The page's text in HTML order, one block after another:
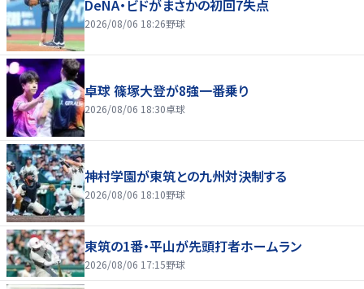
DeNA・ビドがまさかの初回7失点
2026/08/06 18:26野球
卓球 篠塚大登が8強一番乗り
2026/08/06 18:30卓球
神村学園が東筑との九州対決制する
2026/08/06 18:10野球
東筑の1番・平山が先頭打者ホームラン
2026/08/06 17:15野球